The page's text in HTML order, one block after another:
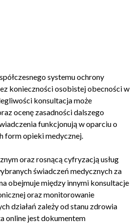
systemu ochrony
konieczności osobistej obecności w
konsultacja może
ocenę zasadności dalszego
funkcjonują w oparciu o
form opieki medycznej.
oraz rosnącą cyfryzacją usług
świadczeń medycznych za
obejmuje między innymi konsultacje
oraz monitorowanie
działań zależy od stanu zdrowia
online jest dokumentem